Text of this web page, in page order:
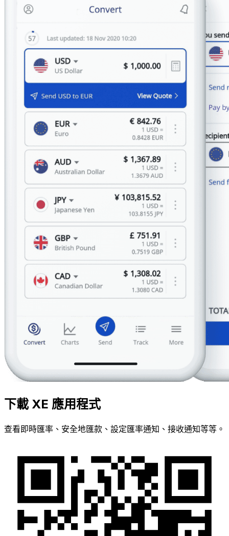
下載 XE 應用程式
查看即時匯率、安全地匯款、設定匯率通知、接收通知等等。